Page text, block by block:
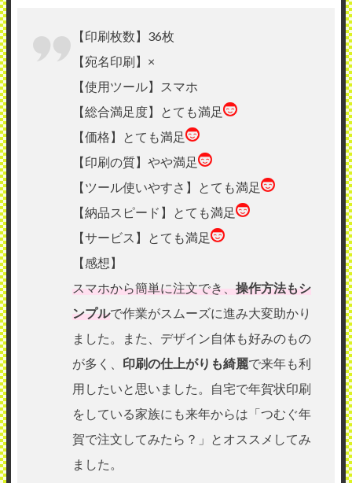
【印刷枚数】36枚
【宛名印刷】×
【使用ツール】スマホ
【総合満足度】とても満足
【価格】とても満足
【印刷の質】やや満足
【ツール使いやすさ】とても満足
【納品スピード】とても満足
【サービス】とても満足
【感想】
スマホから簡単に注文でき、操作方法もシ
ンプルで作業がスムーズに進み大変助かり
ました。また、デザイン自体も好みのもの
が多く、 印刷の仕上がりも綺麗で来年も利
用したいと思いました。自宅で年賀状印刷
をしている家族にも来年からは「つむぐ年
賀で注文してみたら？」とオススメしてみ
ました。